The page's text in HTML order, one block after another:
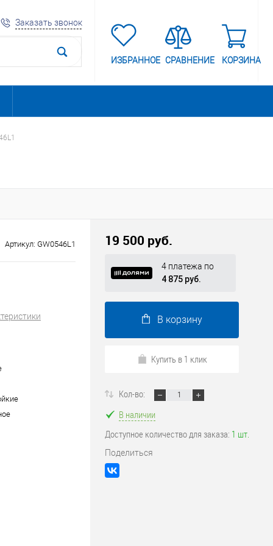
Заказать звонок
ИЗБРАННОЕ СРАВНЕНИЕ КОРЗИНА
Артикул: GW0546L1 19 500 руб.
4 платежа по
4 875 руб.
В корзину
Купить в 1 клик
Кол-во:
В наличии
Доступное количество для заказа: 1 шт.
Поделиться